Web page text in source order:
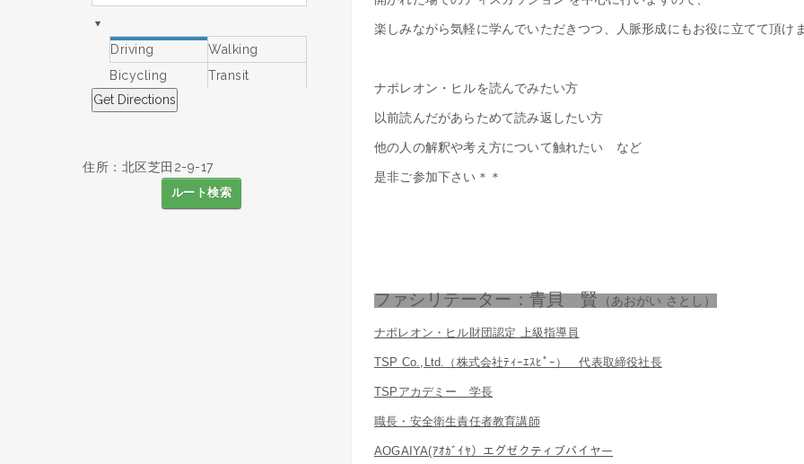
Driving
Walking
Bicycling
Transit
住所：北区芝田2-9-17
ルート検索
楽しみながら気軽に学んでいただきつつ、人脈形成にもお役に立てて頂け
ナポレオン・ヒルを読んでみたい方
以前読んだがあらためて読み返したい方
他の人の解釈や考え方について触れたい など
是非ご参加下さい＊＊
ファシリテーター：青貝 賢 （あおがい さとし）
ナポレオン・ヒル財団認定 上級指導員
TSP Co.,Ltd.（株式会社ﾃｨｰｴｽﾋﾟｰ） 代表取締役社長
TSPアカデミー 学長
職長・安全衛生責任者教育講師
AOGAIYA(ｱｵｶﾞｲﾔ）エグゼクティブバイヤー